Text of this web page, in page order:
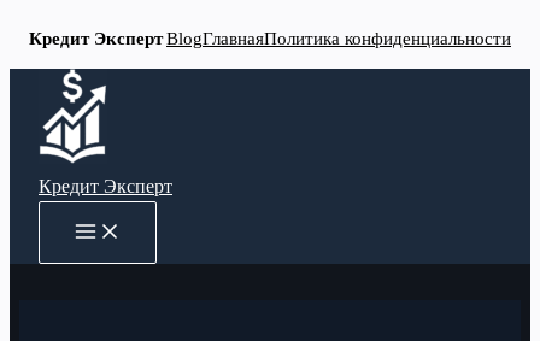
Кредит ЭкспертBlogГлавнаяПолитика конфиденциальности
Перейти
содержимому
Кредит Эксперт
MAIN
MENU